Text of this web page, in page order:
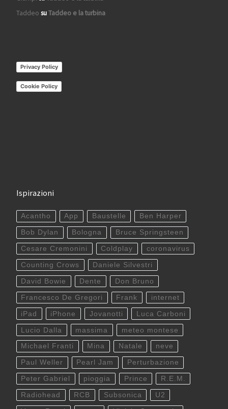
Taddeo suTaddeo e la turbina
Privacy Policy
Cookie Policy
Ispirazioni
Acantho App Baustelle Ben Harper
Bob Dylan Bologna Bruce Springsteen
Cesare Cremonini Coldplay coronavirus
Counting Crows Daniele Silvestri
David Bowie Dente Don Bruno
Francesco De Gregori Frank internet
iPad iPhone Jovanotti Luca Carboni
Lucio Dalla massima meteo montese
Michael Franti Mina Natale neve
Paul Weller Pearl Jam Perturbazione
Peter Gabriel pioggia Prince R.E.M.
Radiohead RCB Subsonica U2